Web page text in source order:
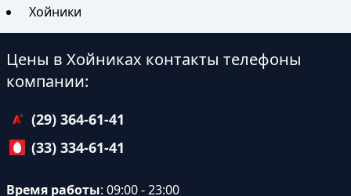
Хойники
Цены в Хойниках контакты телефоны
компании:
(29) 364-61-41
(33) 334-61-41
Время работы: 09:00 - 23:00